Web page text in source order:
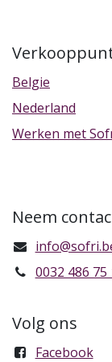
Belgie
Nederland
Werken met
Volg ons
Facebook
Neem
0032 486 75